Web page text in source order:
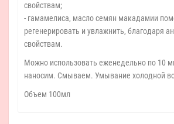
свойствам;
- гамамелиса, масло семян макадамии
регенерировать и увлажнить, благодаря
свойствам.
Можно использовать еженедельно по 10
наносим. Смываем. Умывание холодной
Объем 100мл